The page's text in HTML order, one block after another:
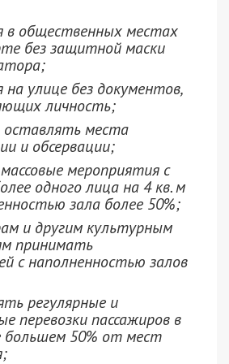
в общественных местах
без защитной маски
на улице без документов,
личность;
оставлять места
и обсервации;
мероприятия с
одного лица на 4 кв. м
зала более 50%;
и другим культурным
принимать
с наполненностью залов
регулярные и
перевозки пассажиров в
большем 50% от мест